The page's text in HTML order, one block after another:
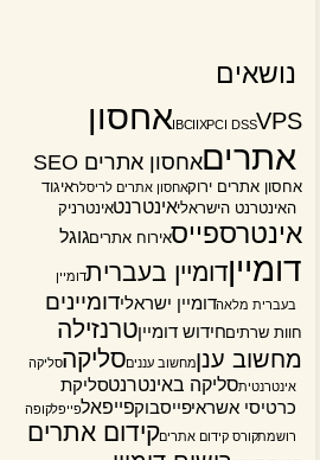
נושאים
IBCIIXPCI DSSVPS
אחסון
אתריםאחסון אתרים SEO
אחסון אתרים ירוק אחסון אתרים לריסלראיגוד
האינטרנט הישראליאינטרנטאינטרניק
אינטרספייס אירוח אתריםגוגל
דומייןדומיין בעבריתדומיין
בעברית מלאהדומיין ישראלידומיינים
חוות שרתיםחידוש דומייןטרנזילה
מחשוב ענןמחשוב ענניםסליקהסליקה
אינטרנטיתסליקה באינטרנטסליקת
כרטיסי אשראיפייסבוקפייפאלפייפלקופה
רושמתקורס קידום אתריםקידום אתרים